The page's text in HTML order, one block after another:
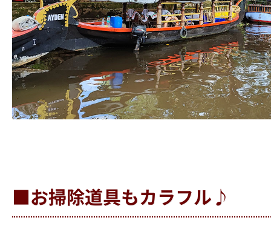
■お掃除道具もカラフル♪